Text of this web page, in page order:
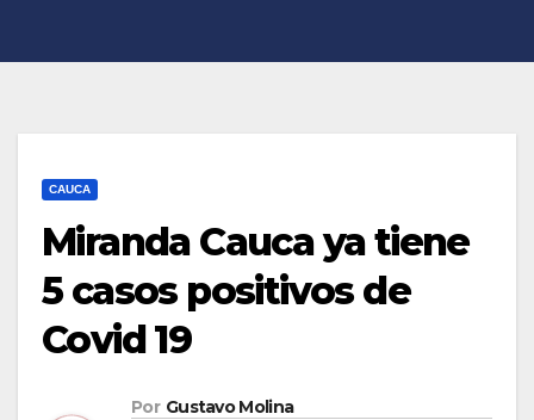
CAUCA
Miranda Cauca ya tiene
5 casos positivos de
Covid 19
Por Gustavo Molina